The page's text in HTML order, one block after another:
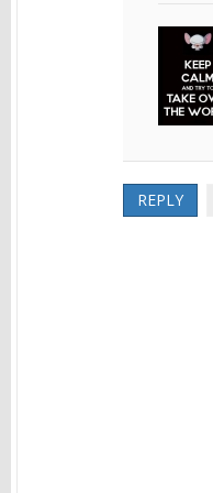
REPLY